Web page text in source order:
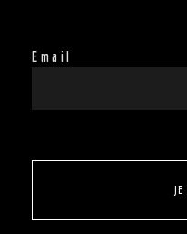
Email
JE